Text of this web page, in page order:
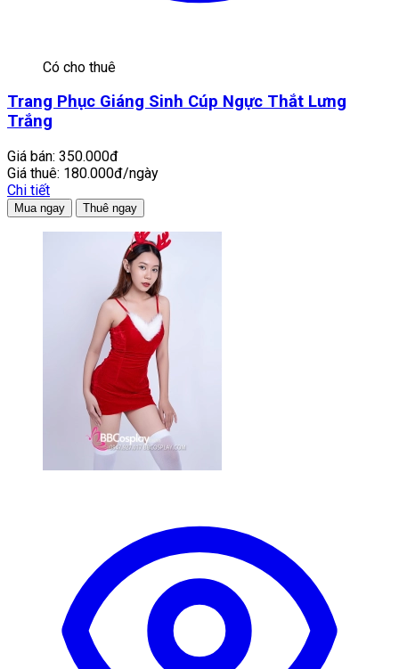
Có cho thuê
Trang Phục Giáng Sinh Cúp Ngực Thắt Lưng
Trắng
Giá bán: 350.000đ
Giá thuê: 180.000đ/ngày
Chi tiết
Mua ngay Thuê ngay